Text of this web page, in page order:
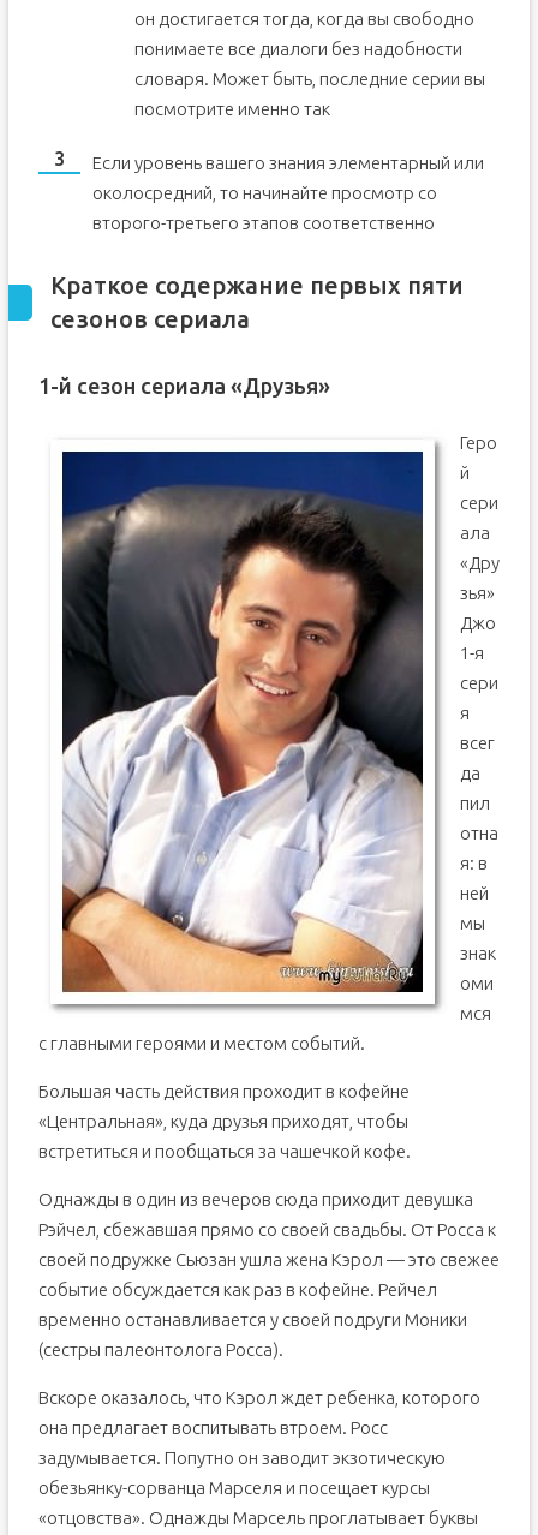
он достигается тогда, когда вы свободно
понимаете все диалоги без надобности
словаря. Может быть, последние серии вы
посмотрите именно так
Если уровень вашего знания элементарный или
околосредний, то начинайте просмотр со
второго-третьего этапов соответственно
Краткое содержание первых пяти
сезонов сериала
1-й сезон сериала «Друзья»
Геро
й
сери
ала
«Дру
зья»
Джо
1-я
сери
я
всег
да
пил
отна
я: в
ней
мы
знак
оми
мся
с главными героями и местом событий.
Большая часть действия проходит в кофейне
«Центральная», куда друзья приходят, чтобы
встретиться и пообщаться за чашечкой кофе.
Однажды в один из вечеров сюда приходит девушка
Рэйчел, сбежавшая прямо со своей свадьбы. От Росса к
своей подружке Сьюзан ушла жена Кэрол — это свежее
событие обсуждается как раз в кофейне. Рейчел
временно останавливается у своей подруги Моники
(сестры палеонтолога Росса).
Вскоре оказалось, что Кэрол ждет ребенка, которого
она предлагает воспитывать втроем. Росс
задумывается. Попутно он заводит экзотическую
обезьянку-сорванца Марселя и посещает курсы
«отцовства». Однажды Марсель проглатывает буквы